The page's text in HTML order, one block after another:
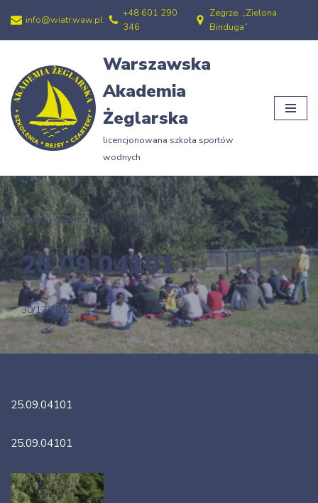
Przejdź
treści
info@wiatr.waw.pl
+48 601 290
346
Zegrze, „Zielona
Binduga”
Warszawska
Akademia
Żeglarska
licencjonowana szkoła sportów
wodnych
Strona główna» 25.09.04101
25.09.04101
30/12/2012
25.09.04101
25.09.04101